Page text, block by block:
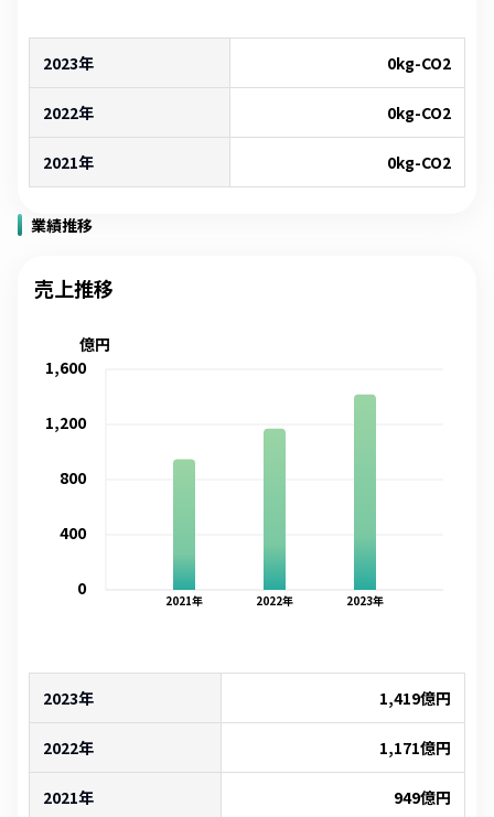
2023年 0kg-CO2
2022年 0kg-CO2
2021年 0kg-CO2
業績推移
売上推移
2021年 2022年 2023年
0
400
800
1,200
1,600
億円
2023年 1,419億円
2022年 1,171億円
2021年 949億円